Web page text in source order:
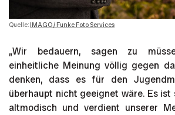
Quelle:IMAGO / Funke Foto Services
„Wir bedauern, sagen zu
einheitliche Meinung völlig gegen
denken, dass es für den
überhaupt nicht geeignet wäre. Es ist
altmodisch und verdient unserer